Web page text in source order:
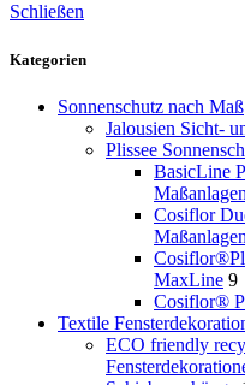
Schließen
Kategorien
Sonnenschutz nach Maß
Jalousien Sicht-
Plissee
BasicLine
Maßanlagen
Cosiflor
Maßanlagen
MaxLine 9
Cosiflor®
Textile
ECO friendly